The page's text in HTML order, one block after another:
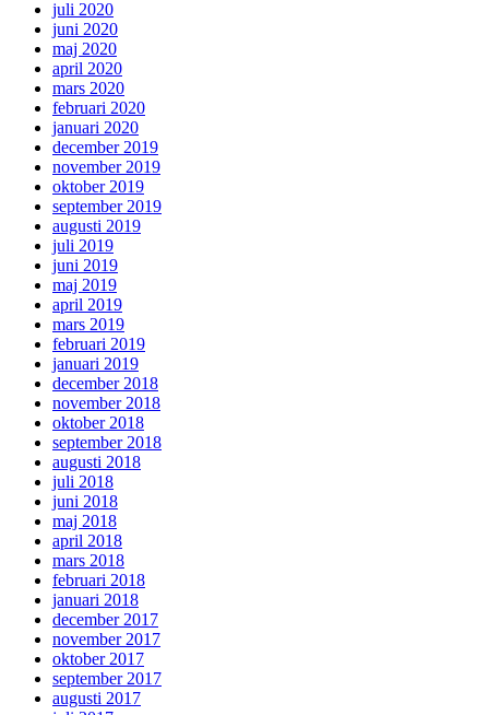
juli 2020
juni 2020
maj 2020
april 2020
mars 2020
februari 2020
januari 2020
december 2019
november 2019
oktober 2019
september 2019
augusti 2019
juli 2019
juni 2019
maj 2019
april 2019
mars 2019
februari 2019
januari 2019
december 2018
november 2018
oktober 2018
september 2018
augusti 2018
juli 2018
juni 2018
maj 2018
april 2018
mars 2018
februari 2018
januari 2018
december 2017
november 2017
oktober 2017
september 2017
augusti 2017